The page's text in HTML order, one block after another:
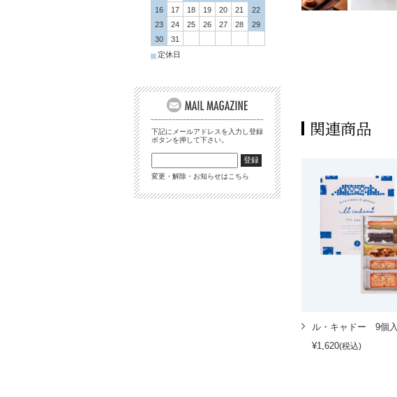
関連商品
ル・キャドー 9個入
¥1,620(税込)
16
17 18 19 20 21
22
23
24 25 26 27 28
29
30
31
■ 定休日
下記にメールアドレスを入力し登録
ボタンを押して下さい。
変更・解除・お知らせはこちら